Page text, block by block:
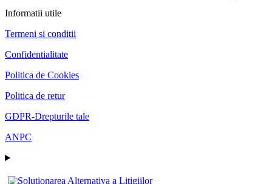
Informatii utile
Termeni si conditii
Confidentialitate
Politica de Cookies
Politica de retur
GDPR-Drepturile tale
ANPC